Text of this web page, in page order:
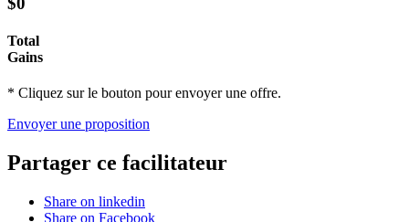
Total
Gains
* Cliquez sur le bouton pour envoyer une offre.
Envoyer une proposition
Partager ce facilitateur
Share on linkedin
Share on Facebook